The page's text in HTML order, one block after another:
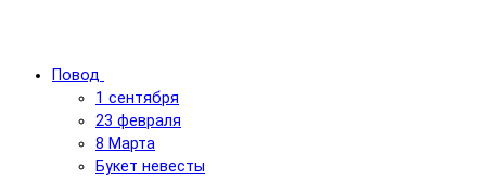
Повод
1 сентября
23 февраля
8 Марта
Букет невесты